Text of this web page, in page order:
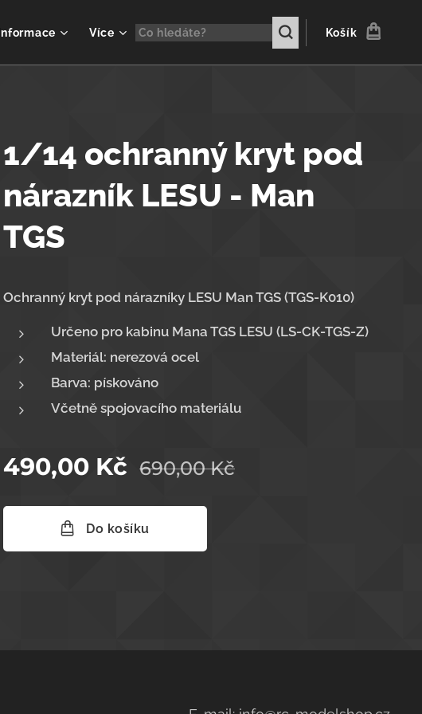
Informace Více Košík
1/14 ochranný kryt pod
nárazník LESU - Man
TGS
Ochranný kryt pod nárazníky LESU Man TGS (TGS-K010)
Určeno pro kabinu Mana TGS LESU (LS-CK-TGS-Z)
Materiál: nerezová ocel
Barva: pískováno
Včetně spojovacího materiálu
490,00 Kč 690,00Kč
Do košíku